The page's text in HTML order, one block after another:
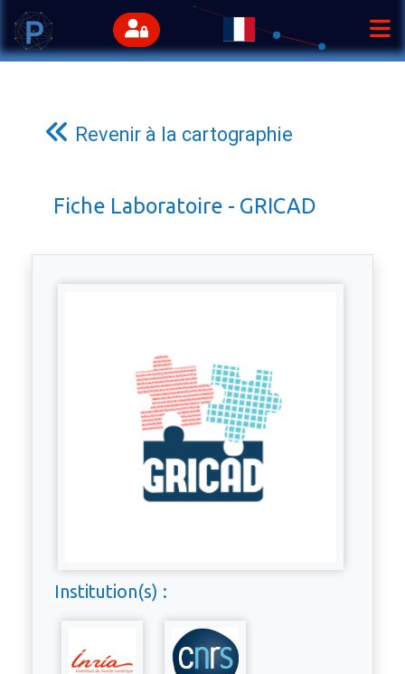
Revenir à la cartographie
Fiche Laboratoire - GRICAD
Institution(s) :